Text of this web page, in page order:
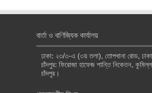
বার্তা ও বাণিজ্যিক কার্যালয়
ঢাকা: ২৩/৩-এ (৩য় তলা), তোপখানা রোড,
চাঁদপুর: ফিরোজা হাফেজ শান্তি নিকেতন,
চাঁদপুর।